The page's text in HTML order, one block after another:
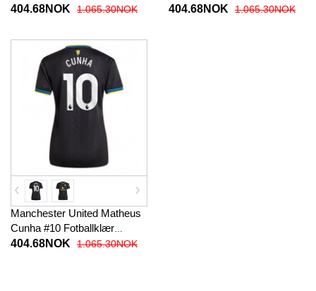
Hjemmedrakt Dame 2025-26
404.68NOK 1.065.30NOK
Bortedrakt Dame 2025-26
404.68NOK 1.065.30NOK
Manchester United Matheus
Cunha #10 Fotballklær
Tredjedrakt Dame 2025-26
404.68NOK 1.065.30NOK